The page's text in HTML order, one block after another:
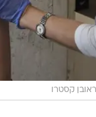
ראובן קסטרו